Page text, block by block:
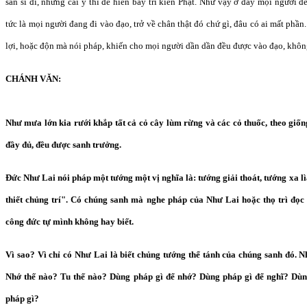
tức là mọi người đang đi vào đạo, trở về chân thật đó chứ gì, đâu có ai mất
lợi, hoặc độn mà nói pháp, khiến cho mọi người dần dần đều được vào đạo,
CHÁNH VĂN:
Như mưa lớn kia rưới khắp tất cả cỏ cây lùm rừng và các cỏ thuốc, theo
đầy đủ, đều được sanh trưởng.
Đức Như Lai nói pháp một tướng một vị nghĩa là: tướng giải thoát, tướng xa
thiết chủng trí". Có chúng sanh mà nghe pháp của Như Lai hoặc thọ trì
công đức tự mình không hay biết.
Vì sao? Vì chỉ có Như Lai là biết chủng tướng thể tánh của chúng sanh đó.
Nhớ thế nào? Tu thế nào? Dùng pháp gì để nhớ? Dùng pháp gì để nghĩ?
pháp gì?